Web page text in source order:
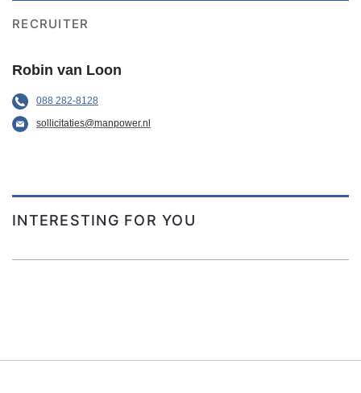
RECRUITER
Robin van Loon
088 282-8128
sollicitaties@manpower.nl
INTERESTING FOR YOU